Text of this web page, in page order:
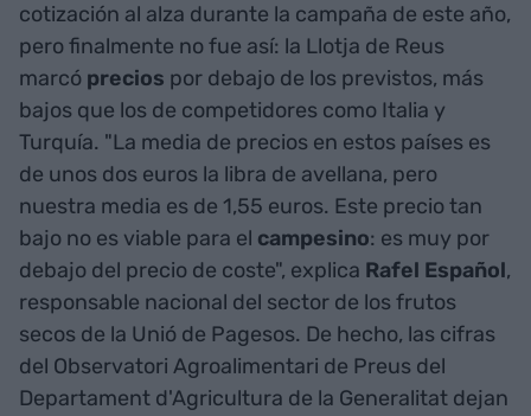
cotización al alza durante la campaña de este año,
pero finalmente no fue así: la Llotja de Reus
marcó precios por debajo de los previstos, más
bajos que los de competidores como Italia y
Turquía. "La media de precios en estos países es
de unos dos euros la libra de avellana, pero
nuestra media es de 1,55 euros. Este precio tan
bajo no es viable para el campesino: es muy por
debajo del precio de coste", explica Rafel Español,
responsable nacional del sector de los frutos
secos de la Unió de Pagesos. De hecho, las cifras
del Observatori Agroalimentari de Preus del
Departament d'Agricultura de la Generalitat dejan